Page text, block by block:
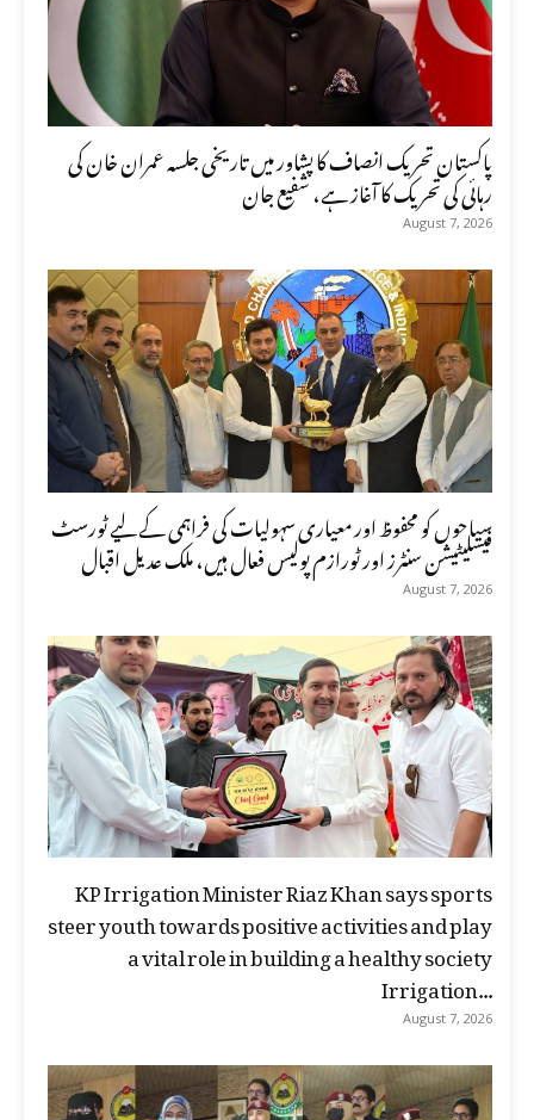
پاکستان تحریک انصاف کا پشاور میں تاریخی جلسہ عمران خان کی
رہائی کی تحریک کا آغاز ہے، شفیع جان
August 7, 2026
سیاحوں کو محفوظ اور معیاری سہولیات کی فراہمی کے لیے ٹورسٹ
فیسلیٹیشن سنٹرز اور ٹورازم پولیس فعال ہیں، ملک عدیل اقبال
August 7, 2026
KP Irrigation Minister Riaz Khan says sports
steer youth towards positive activities and play
a vital role in building a healthy society
Irrigation...
August 7, 2026